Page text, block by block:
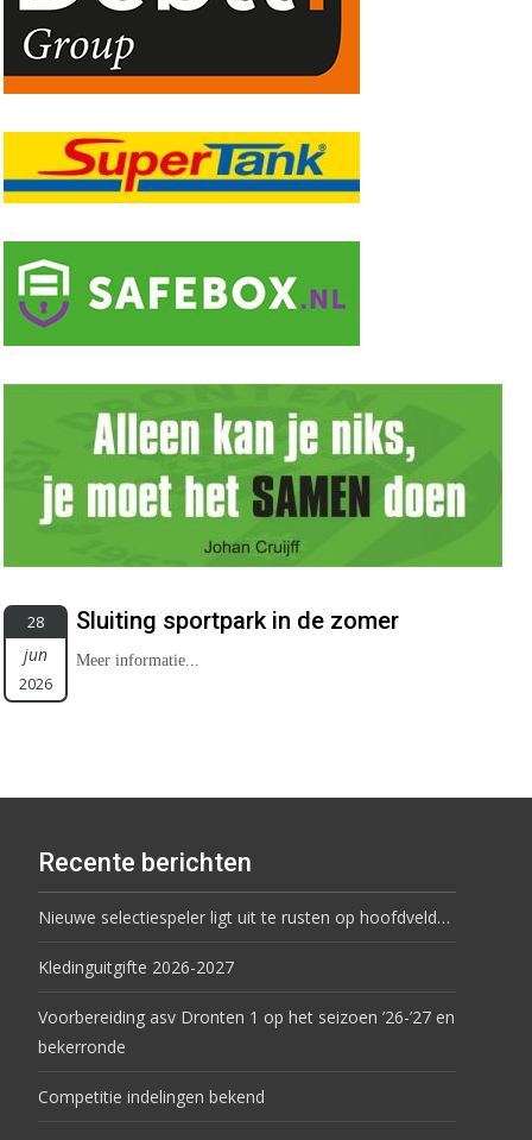
28
jun
2026
Sluiting sportpark in de zomer
Meer informatie...
Recente berichten
Nieuwe selectiespeler ligt uit te rusten op hoofdveld…
Kledinguitgifte 2026-2027
Voorbereiding asv Dronten 1 op het seizoen ’26-’27 en
bekerronde
Competitie indelingen bekend